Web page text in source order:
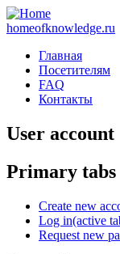
homeofknowledge.ru
Главная
Посетителям
FAQ
Контакты
User account
Primary tabs
Create new
Log in(active
Request new